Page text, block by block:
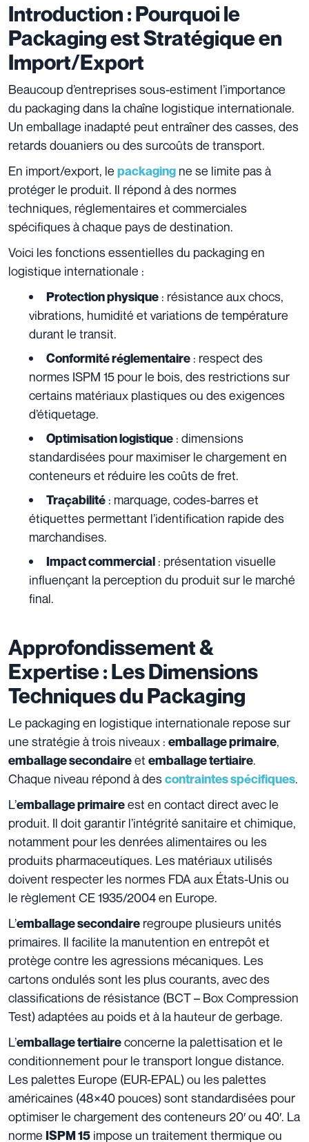
Introduction : Pourquoi le
Packaging est Stratégique en
Import/Export
Beaucoup d’entreprises sous-estiment l’importance
du packaging dans la chaîne logistique internationale.
Un emballage inadapté peut entraîner des casses, des
retards douaniers ou des surcoûts de transport.
En import/export, le packaging ne se limite pas à
protéger le produit. Il répond à des normes
techniques, réglementaires et commerciales
spécifiques à chaque pays de destination.
Voici les fonctions essentielles du packaging en
logistique internationale :
Protection physique : résistance aux chocs,
vibrations, humidité et variations de température
durant le transit.
Conformité réglementaire : respect des
normes ISPM 15 pour le bois, des restrictions sur
certains matériaux plastiques ou des exigences
d’étiquetage.
Optimisation logistique : dimensions
standardisées pour maximiser le chargement en
conteneurs et réduire les coûts de fret.
Traçabilité : marquage, codes-barres et
étiquettes permettant l’identification rapide des
marchandises.
Impact commercial : présentation visuelle
influençant la perception du produit sur le marché
final.
Approfondissement &
Expertise : Les Dimensions
Techniques du Packaging
Le packaging en logistique internationale repose sur
une stratégie à trois niveaux : emballage primaire,
emballage secondaireet emballage tertiaire.
Chaque niveau répond à descontraintes spécifiques.
L’emballage primaireest en contact direct avec le
produit. Il doit garantir l’intégrité sanitaire et chimique,
notamment pour les denrées alimentaires ou les
produits pharmaceutiques. Les matériaux utilisés
doivent respecter les normes FDA aux États-Unis ou
le règlement CE 1935/2004 en Europe.
L’emballage secondaire regroupe plusieurs unités
primaires. Il facilite la manutention en entrepôt et
protège contre les agressions mécaniques. Les
cartons ondulés sont les plus courants, avec des
classifications de résistance (BCT – Box Compression
Test) adaptées au poids et à la hauteur de gerbage.
L’emballage tertiaireconcerne la palettisation et le
conditionnement pour le transport longue distance.
Les palettes Europe (EUR-EPAL) ou les palettes
américaines (48×40 pouces) sont standardisées pour
optimiser le chargement des conteneurs 20′ ou 40′. La
norme ISPM 15 impose un traitement thermique ou